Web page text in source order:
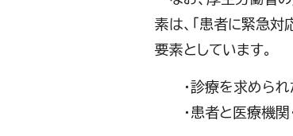
素は、「患者に緊急
要素としています。
・診療を求められ
・患者と医療機関